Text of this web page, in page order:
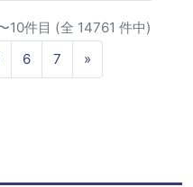
10件目 (全 14761 件中)
6 7 »
e